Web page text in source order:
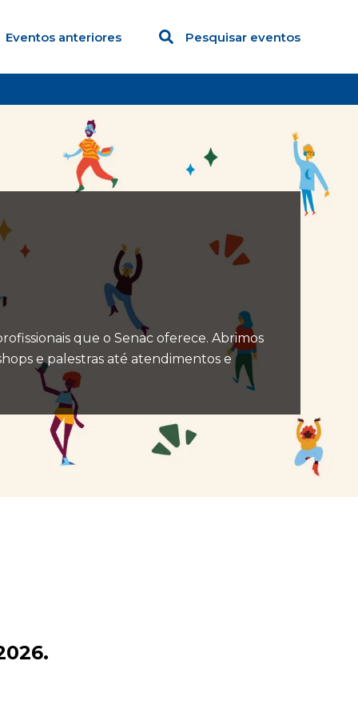
Eventos anteriores Pesquisar eventos
que o Senac oferece. Abrimos
e palestras até atendimentos e